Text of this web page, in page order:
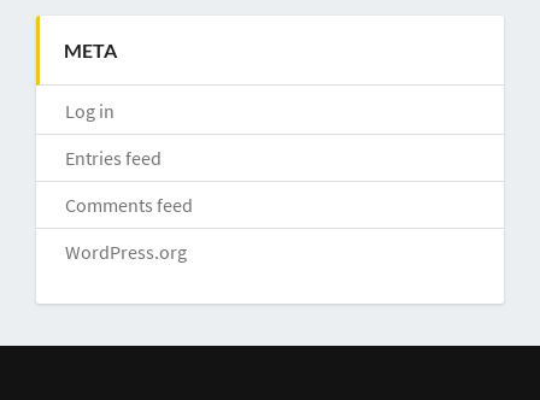
META
Log in
Entries feed
Comments feed
WordPress.org